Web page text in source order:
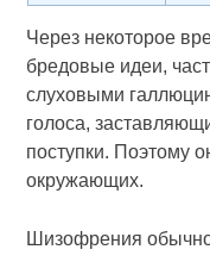
Через некоторое
бредовые идеи,
слуховыми
голоса,
поступки. Поэтому
окружающих.
Шизофрения